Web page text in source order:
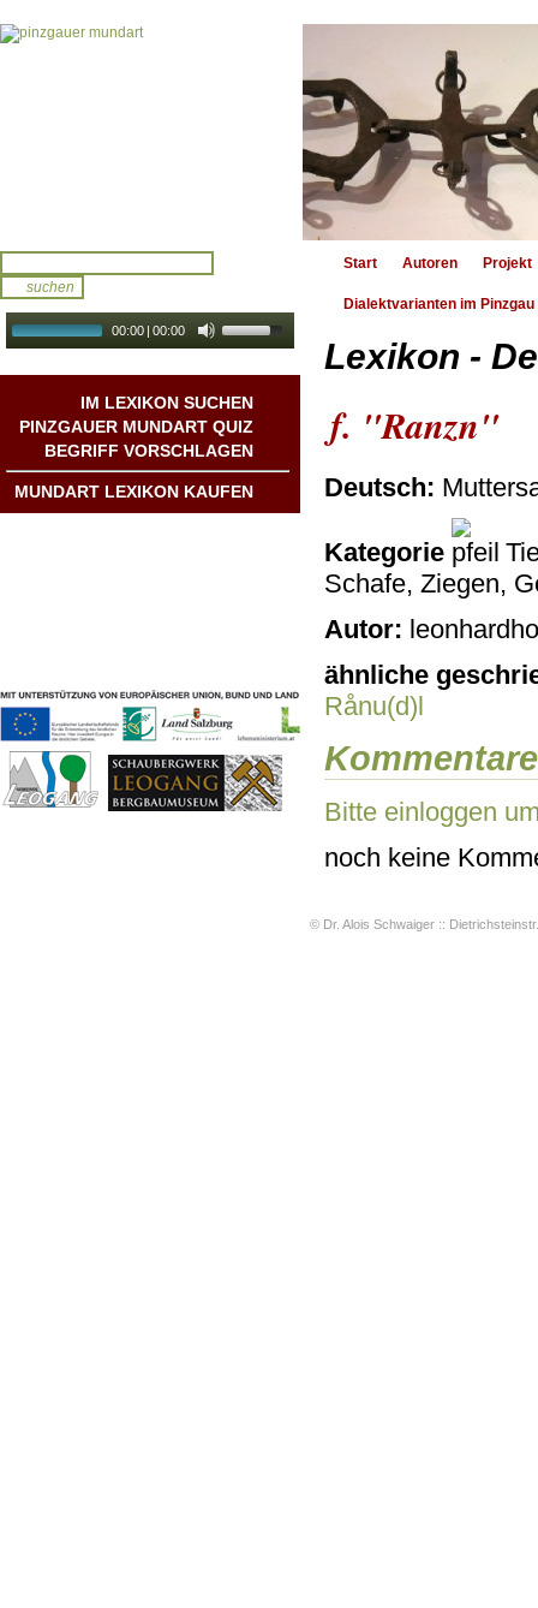
00:00 | 00:00
IM LEXIKON SUCHEN
PINZGAUER MUNDART QUIZ
BEGRIFF VORSCHLAGEN
MUNDART LEXIKON KAUFEN
Start Autoren Projekt
Dialektvarianten im Pinzgau
Lexikon -
f. "Ranzn"
Deutsch:
Kategorie
Schafe, Ziegen,
Autor:
ähnliche
Rånu(d)l
Kommentare
Bitte einloggen
noch keine
© Dr. Alois Schwaiger ::